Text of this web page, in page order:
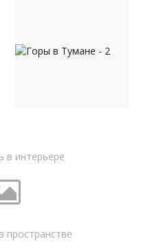
в интерьере
пространстве